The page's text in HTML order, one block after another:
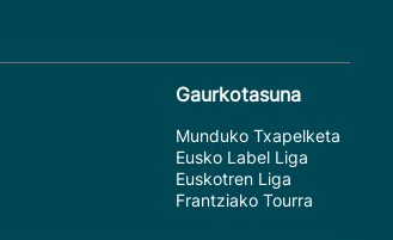
Gaurkotasuna
Munduko Txapelketa
Eusko Label Liga
Euskotren Liga
Frantziako Tourra